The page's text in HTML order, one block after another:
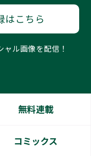
はこちら
ル画像を配信！
無料連載
コミックス